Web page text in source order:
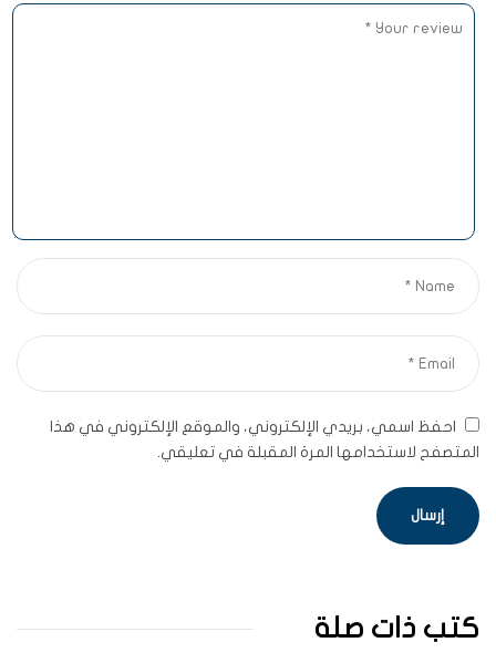
احفظ اسمي، بريدي الإلكتروني، والموقع الإلكتروني في هذا
المتصفح لاستخدامها المرة المقبلة في تعليقي.
كتب ذات صلة